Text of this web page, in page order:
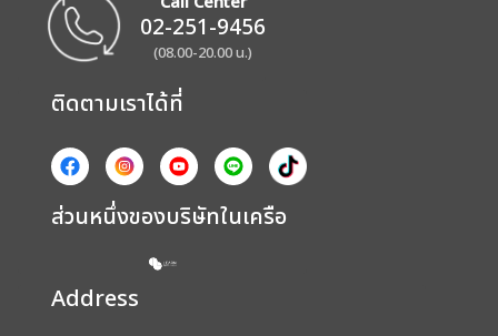
02-251-9456
(08.00-20.00 น.)
ติดตามเราได้ที่
ส่วนหนึ่งของบริษัทในเครือ
Address